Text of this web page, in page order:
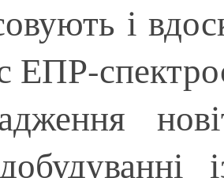
і
ЕПР-